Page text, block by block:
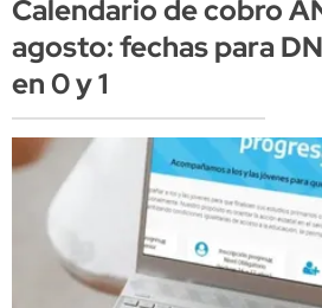
Calendario de cobro
agosto: fechas para
en 0 y 1